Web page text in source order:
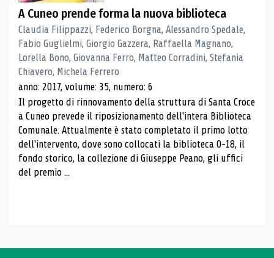
A Cuneo prende forma la nuova biblioteca
Claudia Filippazzi, Federico Borgna, Alessandro Spedale,
Fabio Guglielmi, Giorgio Gazzera, Raffaella Magnano,
Lorella Bono, Giovanna Ferro, Matteo Corradini, Stefania
Chiavero, Michela Ferrero
anno: 2017, volume: 35, numero: 6
Il progetto di rinnovamento della struttura di Santa Croce
a Cuneo prevede il riposizionamento dell'intera Biblioteca
Comunale. Attualmente è stato completato il primo lotto
dell'intervento, dove sono collocati la biblioteca 0-18, il
fondo storico, la collezione di Giuseppe Peano, gli uffici
del premio ...